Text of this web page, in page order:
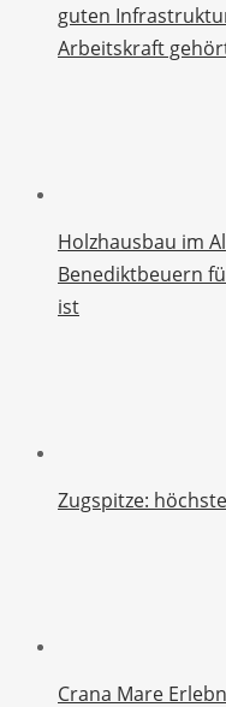
guten
Arbeitskraft
Holzhausbau im
Benediktbeuern
ist
Zugspitze:
Crana Mare